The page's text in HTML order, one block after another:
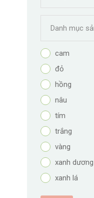
cam
đỏ
hồng
nâu
tím
trắng
vàng
xanh dương
xanh lá